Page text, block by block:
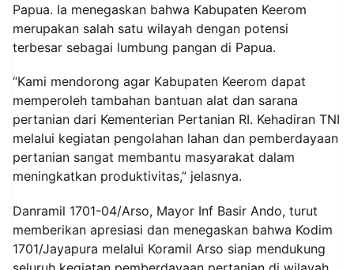
Papua. Ia menegaskan bahwa Kabupaten Keerom
merupakan salah satu wilayah dengan potensi
terbesar sebagai lumbung pangan di Papua.
“Kami mendorong agar Kabupaten Keerom dapat
memperoleh tambahan bantuan alat dan sarana
pertanian dari Kementerian Pertanian RI. Kehadiran TNI
melalui kegiatan pengolahan lahan dan pemberdayaan
pertanian sangat membantu masyarakat dalam
meningkatkan produktivitas,” jelasnya.
Danramil 1701-04/Arso, Mayor Inf Basir Ando, turut
memberikan apresiasi dan menegaskan bahwa Kodim
1701/Jayapura melalui Koramil Arso siap mendukung